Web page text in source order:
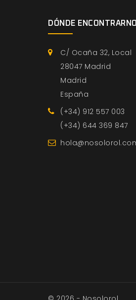
DÓNDE
C/ Ocaña 32, Local
28047 Madrid
Madrid
España
(+34) 912 557 003
(+34) 644 369 847